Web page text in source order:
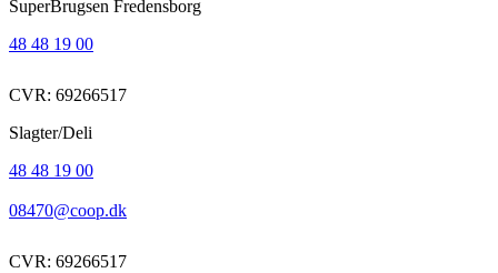
SuperBrugsen Fredensborg
48 48 19 00
CVR: 69266517
Slagter/Deli
48 48 19 00
08470@coop.dk
CVR: 69266517